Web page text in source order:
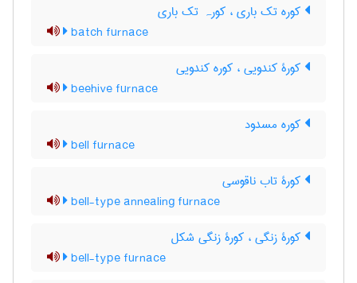
کوره تک باری ، کورہ تک باری
batch furnace
کورۀ کندویی ، کوره کندویی
beehive furnace
کوره مسدود
bell furnace
کورۀ تاب ناقوسی
bell-type annealing furnace
کورۀ زنگی ، کورۀ زنگی شکل
bell-type furnace